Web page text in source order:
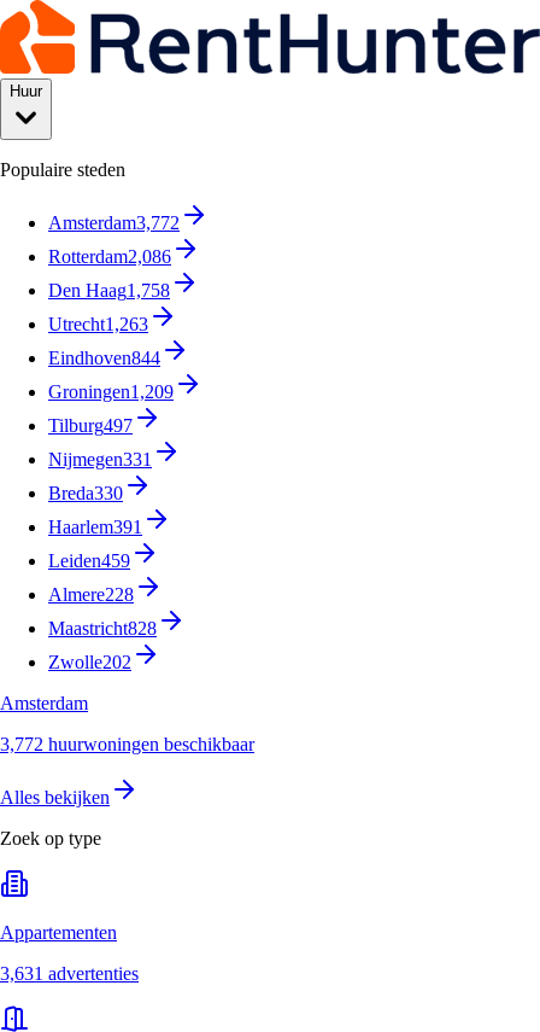
Huur
Populaire steden
Amsterdam3,772
Rotterdam2,086
Den Haag1,758
Utrecht1,263
Eindhoven844
Groningen1,209
Tilburg497
Nijmegen331
Breda330
Haarlem391
Leiden459
Almere228
Maastricht828
Zwolle202
Amsterdam
3,772 huurwoningen beschikbaar
Alles bekijken
Zoek op type
Appartementen
3,631 advertenties